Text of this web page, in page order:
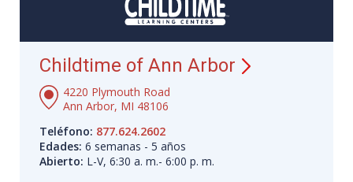
Childtime of Ann Arbor
4220 Plymouth Road
Ann Arbor, MI 48106
Teléfono: 877.624.2602
Edades: 6 semanas - 5 años
Abierto: L-V, 6:30 a. m.- 6:00 p. m.